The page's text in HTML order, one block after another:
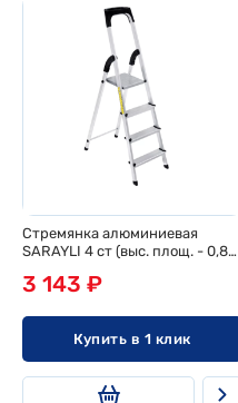
Стремянка алюминиевая
SARAYLI 4 ст (выс. площ. - 0,83
3 143 ₽
Купить в 1 клик